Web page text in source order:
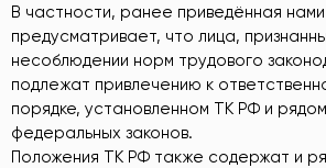
В частности, ранее приведённая
предусматривает, что лица,
несоблюдении норм трудового
подлежат привлечению к
порядке, установленном ТК РФ и
федеральных законов.
Положения ТК РФ также содержат и